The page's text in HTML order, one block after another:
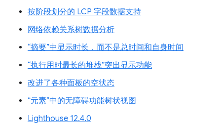
按阶段划分的 LCP 字段数据支持
网络依赖关系树数据分析
“摘要”中显示时长，而不是总时间和自身时间
“执行用时最长的堆栈”突出显示功能
改进了各种面板的空状态
“元素”中的无障碍功能树状视图
Lighthouse 12.4.0